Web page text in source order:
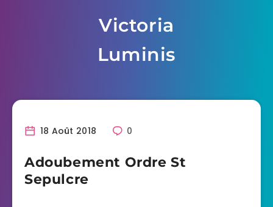
Victoria
Luminis
18 Août 2018 0
Adoubement Ordre St
Sepulcre